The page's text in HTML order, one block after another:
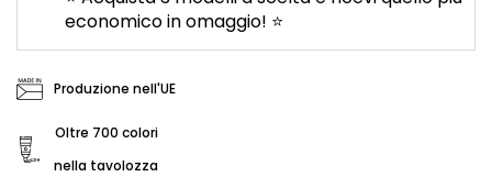
economico in omaggio! ⭐
Produzione nell'UE
Oltre 700 colori
nella tavolozza